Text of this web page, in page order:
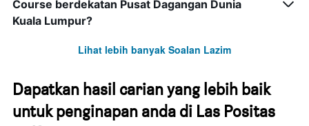
Course berdekatan Pusat Dagangan Dunia
Kuala Lumpur?
Lihat lebih banyak Soalan Lazim
Dapatkan hasil carian yang lebih baik
untuk penginapan anda di Las Positas